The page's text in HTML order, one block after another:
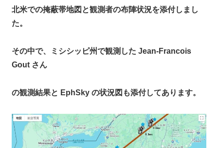
北米での掩蔽帯地図と観測者の布陣状況を添付しまし
た。
その中で、ミシシッピ州で観測した Jean-Francois
Gout さん
の観測結果と EphSky の状況図も添付してあります。